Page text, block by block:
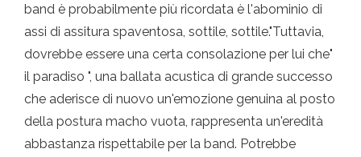
band è probabilmente più ricordata è l'abominio di
assi di assitura spaventosa, sottile, sottile."Tuttavia,
dovrebbe essere una certa consolazione per lui che"
il paradiso ", una ballata acustica di grande successo
che aderisce di nuovo un'emozione genuina al posto
della postura macho vuota, rappresenta un'eredità
abbastanza rispettabile per la band. Potrebbe